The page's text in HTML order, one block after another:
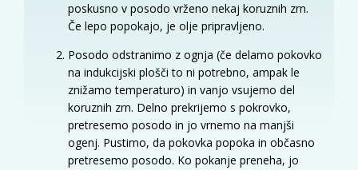
poskusno v posodo vrženo nekaj koruznih zrn.
Če lepo popokajo, je olje pripravljeno.
Posodo odstranimo z ognja (če delamo pokovko
na indukcijski plošči to ni potrebno, ampak le
znižamo temperaturo) in vanjo vsujemo del
koruznih zrn. Delno prekrijemo s pokrovko,
pretresemo posodo in jo vrnemo na manjši
ogenj. Pustimo, da pokovka popoka in občasno
pretresemo posodo. Ko pokanje preneha, jo